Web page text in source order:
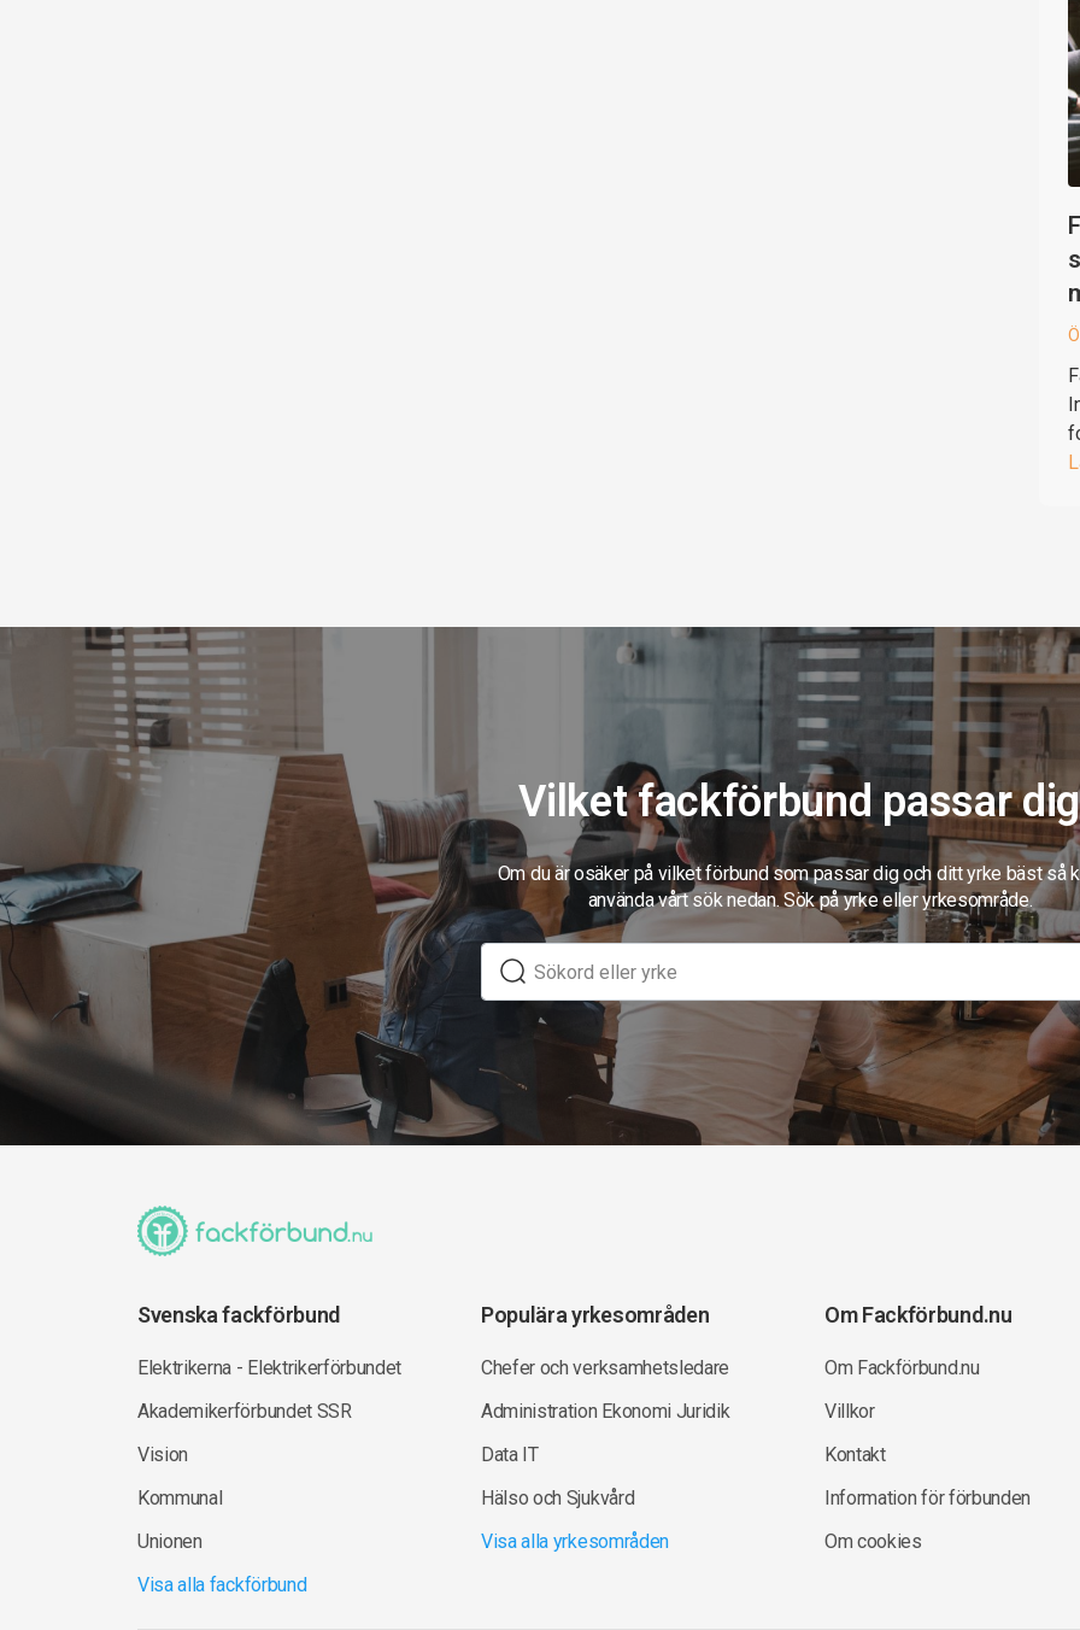
Vilket fackförbund passar
Om du är osäker på vilket förbund som passar dig och ditt yrke bäst så
använda vårt sök nedan. Sök på yrke eller yrkesområde.
Svenska fackförbund
Elektrikerna - Elektrikerförbundet
Akademikerförbundet SSR
Vision
Kommunal
Unionen
Visa alla fackförbund
Populära yrkesområden
Chefer och verksamhetsledare
Administration Ekonomi Juridik
Data IT
Hälso och Sjukvård
Visa alla yrkesområden
Om Fackförbund.nu
Om Fackförbund.nu
Villkor
Kontakt
Information för förbunden
Om cookies